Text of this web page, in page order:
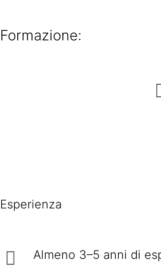
Formazione:
Esperienza
Almeno 3–5 anni di